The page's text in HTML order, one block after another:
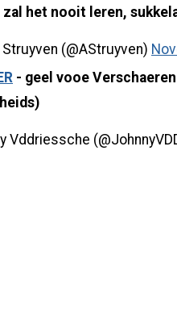
zal het nooit leren,
(@AStruyven)
- geel vooe
Vddriessche